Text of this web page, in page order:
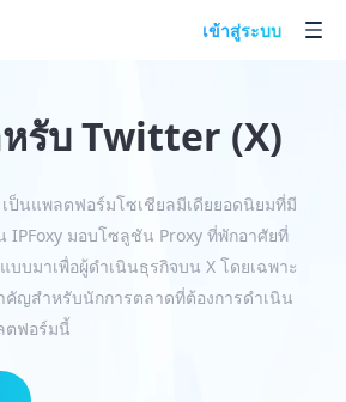
เข้าสู่ระบบ
รับ Twitter (X)
ป็นแพลตฟอร์มโซเชียลมีเดียยอดนิยมที่มี
มอบโซลูชัน Proxy ที่พักอาศัยที่
บบมาเพื่อผู้ดำเนินธุรกิจบน X โดยเฉพาะ
ญสำหรับนักการตลาดที่ต้องการดำเนิน
ตฟอร์มนี้